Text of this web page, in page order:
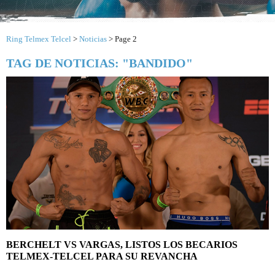
Ring Telmex Telcel > Noticias > Page 2
TAG DE NOTICIAS: "BANDIDO"
BERCHELT VS VARGAS, LISTOS LOS BECARIOS
TELMEX-TELCEL PARA SU REVANCHA